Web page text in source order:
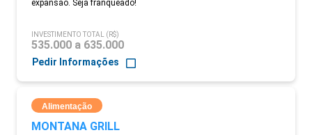
expansão. Seja franqueado!
INVESTIMENTO TOTAL (R$)
535.000 a 635.000
Pedir Informações
Alimentação
MONTANA GRILL